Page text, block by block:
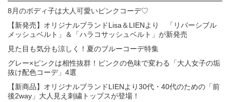
8月のボディ子は大人可愛いピンクコーデ♡
【新発売】オリジナルブランドLisa＆LIENより 「リバーシブル
メッシュベルト」＆「ハラコサッシュベルト」が新発売
見た目も気分も涼しく！夏のブルーコーデ特集
グレー×ピンクは相性抜群！ピンクの色味で変わる「大人女子の垢
抜け配色コーデ」4選
【新商品】オリジナルブランドLIENより30代・40代のための「前
後2way」大人見え刺繍トップスが登場！